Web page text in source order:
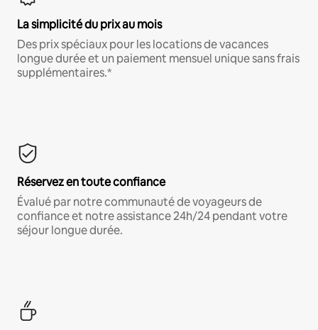
La simplicité du prix au mois
Des prix spéciaux pour les locations de vacances
longue durée et un paiement mensuel unique sans frais
supplémentaires.*
Réservez en toute confiance
Évalué par notre communauté de voyageurs de
confiance et notre assistance 24h/24 pendant votre
séjour longue durée.